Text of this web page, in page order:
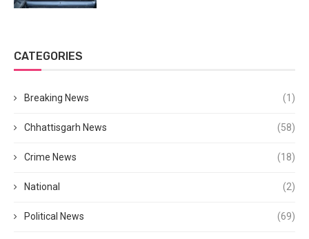
CATEGORIES
Breaking News (1)
Chhattisgarh News (58)
Crime News (18)
National (2)
Political News (69)